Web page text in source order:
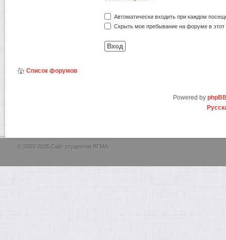
Автоматически входить при каждом
Скрыть мое пребывание на форуме в этот
Список форумов
Powered by
© 2003-2026 Сайт студентов ЯГМА